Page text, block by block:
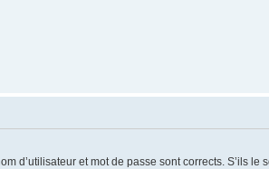
d’utilisateur et mot de passe sont corrects. S’ils le